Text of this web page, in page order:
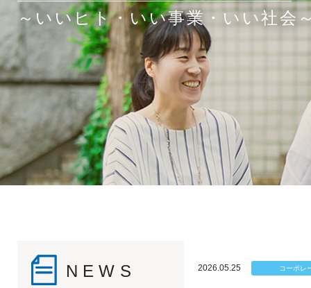
～いいヒト・いい事業・いい社会
NEWS 2026.05.25